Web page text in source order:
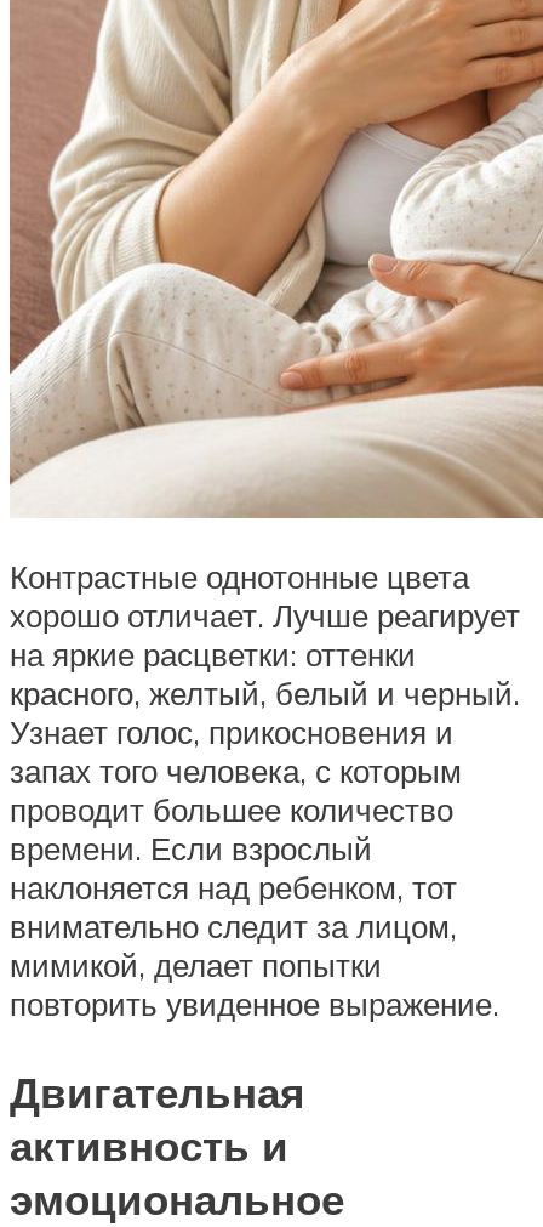
Контрастные однотонные цвета
хорошо отличает. Лучше реагирует
на яркие расцветки: оттенки
красного, желтый, белый и черный.
Узнает голос, прикосновения и
запах того человека, с которым
проводит большее количество
времени. Если взрослый
наклоняется над ребенком, тот
внимательно следит за лицом,
мимикой, делает попытки
повторить увиденное выражение.
Двигательная
активность и
эмоциональное